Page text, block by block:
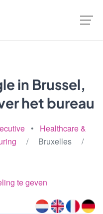
in Brussel,
het bureau
• Healthcare &
/ Bruxelles /
te geven